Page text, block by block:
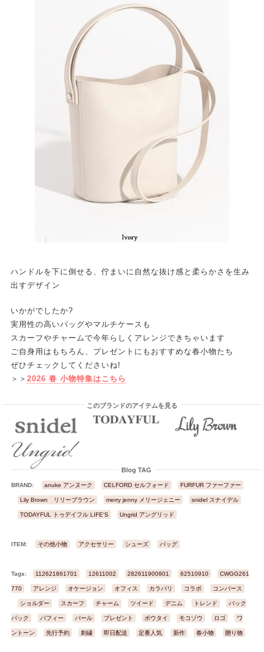
ハンドルを下に倒せる、佇まいに自然な抜け感と柔らかさを生み
出すデザイン
いかがでしたか?
実用性の高いバッグやマルチケースも
スカーフやチャームで今年らしくアレンジできちゃいます
ご自身用はもちろん、プレゼントにもおすすめな春小物たち
ぜひチェックしてくださいね!
＞＞ 2026 春 小物特集はこちら
このブランドのアイテムを見る
Blog TAG
BRAND: anuke アンヌーク CELFORD セルフォード FURFUR ファーファー
Lily Brown リリーブラウン merry jenny メリージェニー snidel スナイデル
TODAYFUL トゥデイフル LIFE'S Ungrid アングリッド
ITEM: その他小物 アクセサリー シューズ バッグ
Tags: 112621861701 12611002 282611900801 62510910 CWGG261505
770 アレンジ オケージョン オフィス カラバリ コラボ コンバース
ショルダー スカーフ チャーム ツイード デニム トレンド バック
パック パフィー パール プレゼント ボウタイ モコゾウ ロゴ ワ
ントーン 先行予約 刺繍 即日配送 定番人気 新作 春小物 贈り物